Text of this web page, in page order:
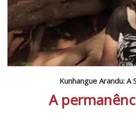
Kunhangue Arandu:
A